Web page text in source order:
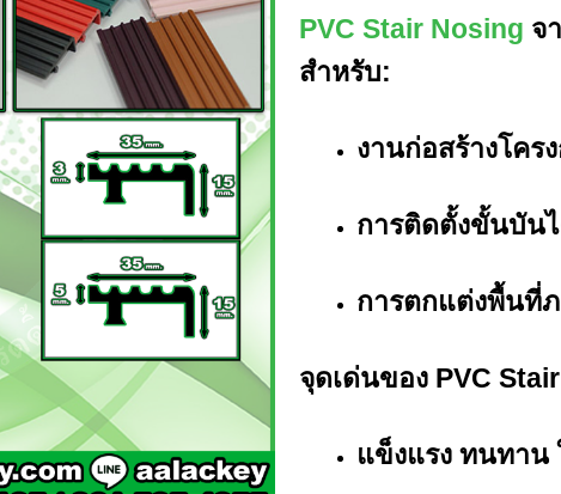
PVC Stair Nosing จ
สำหรับ:
งานก่อสร้างโคร
การติดตั้งขั้นบัน
การตกแต่งพื้นที่
จุดเด่นของ PVC
แข็งแรง ทนทาน